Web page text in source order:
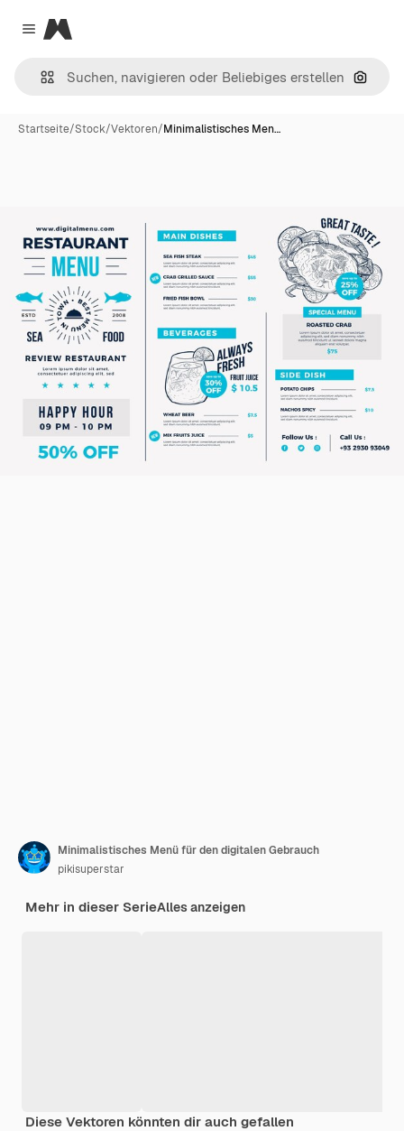
Close menu
Magnific
Nach
Startseite/Stock/Vektoren/Minimalistisches Men…
Minimalistisches Menü für den digitalen Gebrauch
pikisuperstar
Mehr in dieser SerieAlles anzeigen
Diese Vektoren könnten dir auch gefallen